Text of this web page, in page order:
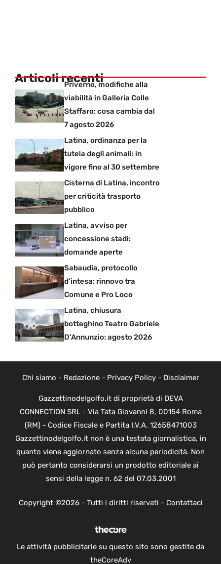
Articoli recentiPriverno, modifiche alla
viabilità in Galleria Colle
Staffaro: cosa cambia dal
7 agosto 2026
Latina, ordinanza per la
tutela degli animali: in
vigore fino al 30 settembre
Cisterna di Latina, incontro
per criticità trasporto
pubblico
Latina, avviso per
concessione stadi:
domande aperte
Sabaudia, protocollo
d’intesa: rinnovo tra
Comune e Pro Loco
Latina, chiusura
botteghino Teatro Gabriele
D’Annunzio: agosto 2026
Chi siamo - Redazione- Privacy Policy- Disclaimer
Gazzettinodelgolfo.it di proprietà di DEVA
CONNECTION SRL - Via Tata Giovanni 8, 00154 Roma
(RM) - Codice Fiscale e Partita I.V.A. 12658471003
Gazzettinodelgolfo.it non è una testata giornalistica, in
quanto viene aggiornato senza alcuna periodicità. Non
può pertanto considerarsi un prodotto editoriale ai
sensi della legge n. 62 del 07.03.2001
Copyright ©2026 - Tutti i diritti riservati - Contattaci
Le attività pubblicitarie su questo sito sono gestite da
theCoreAdv